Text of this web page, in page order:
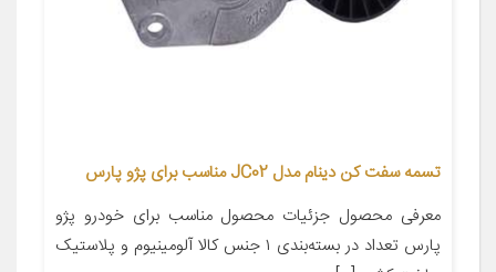
تسمه سفت کن دینام مدل JC02 مناسب برای پژو پارس
معرفی محصول جزئیات محصول مناسب برای خودرو پژو
پارس تعداد در بسته‌بندی ۱ جنس کالا آلومینیوم و پلاستیک